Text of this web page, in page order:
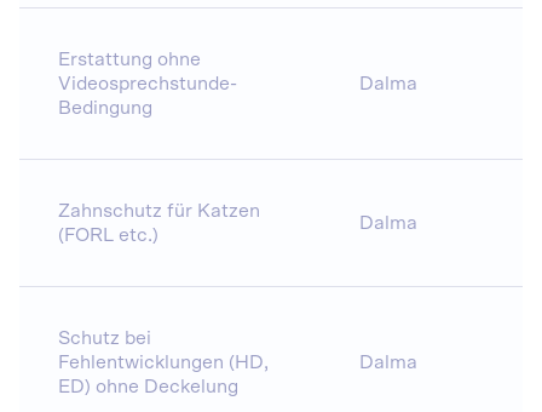
Erstattung ohne
Videosprechstunde-
Bedingung
Dalma
Zahnschutz für Katzen
(FORL etc.)
Dalma
Schutz bei
Fehlentwicklungen (HD,
ED) ohne Deckelung
Dalma